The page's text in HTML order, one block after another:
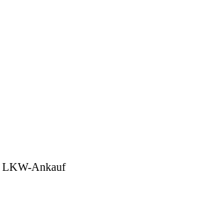
LKW-Ankauf